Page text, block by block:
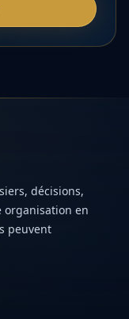
décisions,
organisation en
peuvent